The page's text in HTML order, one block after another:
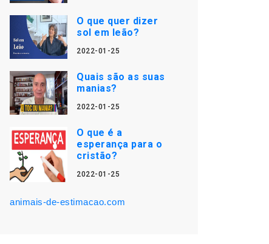
O que quer dizer
sol em leão?
2022-01-25
Quais são as suas
manias?
2022-01-25
O que é a
esperança para o
cristão?
2022-01-25
animais-de-estimacao.com